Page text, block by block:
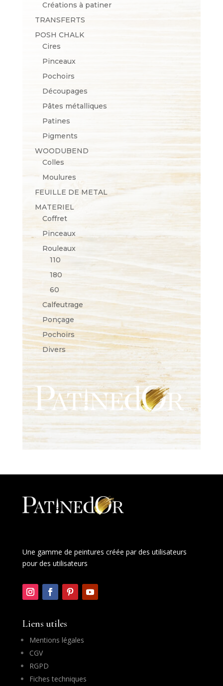
Créations à patiner
TRANSFERTS
POSH CHALK
Cires
Pinceaux
Pochoirs
Découpages
Pâtes métalliques
Patines
Pigments
WOODUBEND
Colles
Moulures
FEUILLE DE METAL
MATERIEL
Coffret
Pinceaux
Rouleaux
110
180
60
Calfeutrage
Ponçage
Pochoirs
Divers
Une gamme de peintures créée par des utilisateurs
pour des utilisateurs
Liens utiles
Mentions légales
CGV
RGPD
Fiches techniques